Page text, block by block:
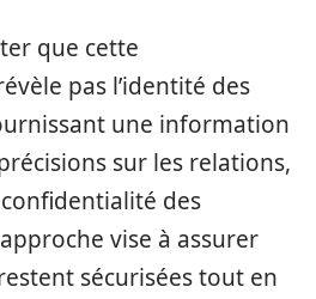
que cette
pas l’identité des
une information
sur les relations,
des
vise à assurer
sécurisées tout en